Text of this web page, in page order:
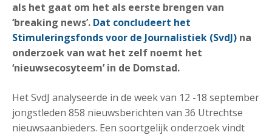
als het gaat om het als eerste brengen van
‘breaking news’. Dat concludeert het
Stimuleringsfonds voor de Journalistiek (SvdJ) na
onderzoek van wat het zelf noemt het
‘nieuwsecosyteem’ in de Domstad.
Het SvdJ analyseerde in de week van 12 -18 september
jongstleden 858 nieuwsberichten van 36 Utrechtse
nieuwsaanbieders. Een soortgelijk onderzoek vindt